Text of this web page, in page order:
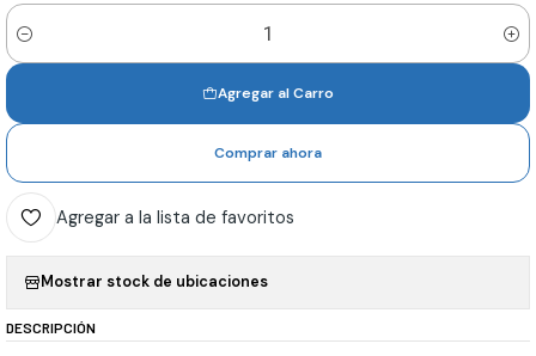
Cantidad
Agregar al Carro
Comprar ahora
Agregar a la lista de favoritos
Mostrar stock de ubicaciones
DESCRIPCIÓN